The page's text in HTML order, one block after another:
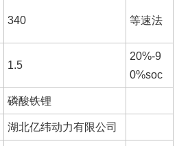
340 等速法
1.5
20%-9
0%soc
磷酸铁锂
湖北亿纬动力有限公司